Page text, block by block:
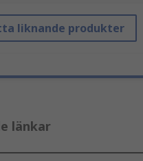
liknande produkter
länkar